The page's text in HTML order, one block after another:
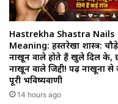
Hastrekha Shastra Nails
Meaning: हस्तरेखा शास्त्र: चौड़े
नाखून वाले होते हैं खुले दिल के,
नाखून वाले जिद्दी! पढ़ें नाखूनों से
पूरी भविष्यवाणी
14 hours ago